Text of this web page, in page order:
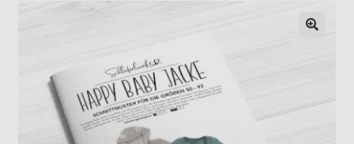
Papierschnittmuster
Plotterdateien